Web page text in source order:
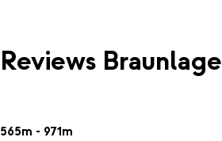
Reviews Braunlage
565m - 971m